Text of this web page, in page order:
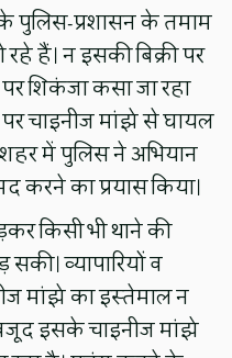
पुलिस-प्रशासन के तमाम
हैं। न इसकी बिक्री पर
शिकंजा कसा जा रहा
चाइनीज मांझे से घायल
में पुलिस ने अभियान
करने का प्रयास किया।
किसी भी थाने की
व्यापारियों व
मांझे का इस्तेमाल न
इसके चाइनीज मांझे